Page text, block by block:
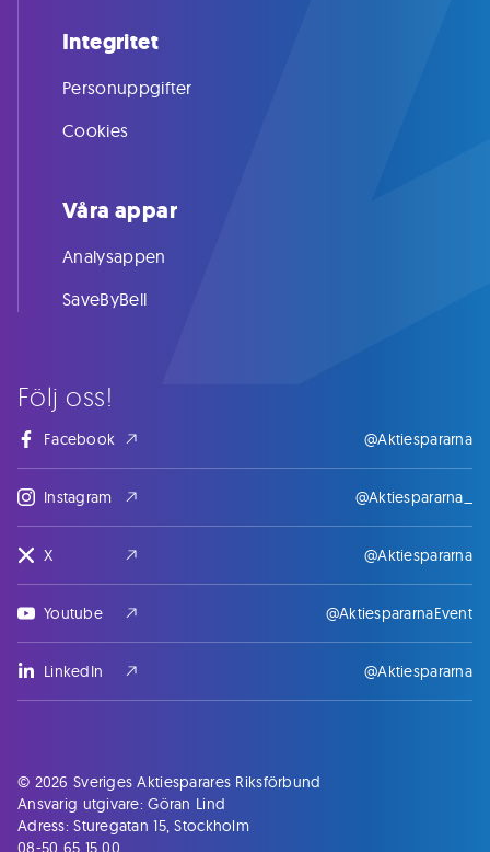
Följ oss!
Facebook @Aktiespararna
Instagram @Aktiespararna_
X @Aktiespararna
Youtube @AktiespararnaEvent
LinkedIn @Aktiespararna
Integritet
Personuppgifter
Cookies
Våra appar
Analysappen
SaveByBell
© 2026 Sveriges Aktiesparares Riksförbund
Ansvarig utgivare: Göran Lind
Adress: Sturegatan 15, Stockholm
08-50 65 15 00